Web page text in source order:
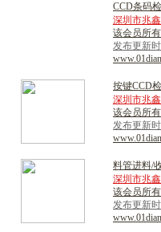
CCD条码检
深圳市兆
该会员所
发布更新
按键CCD检
深圳市兆
该会员所
发布更新
料管进料/
深圳市兆
该会员所
发布更新时